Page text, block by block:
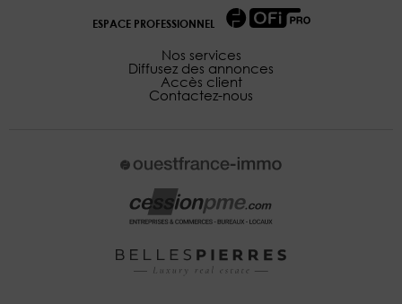
ESPACE PROFESSIONNEL
Nos services
Diffusez des annonces
Accès client
Contactez-nous